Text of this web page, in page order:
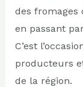
des fromages
en passant
C’est
producteurs
de la région.